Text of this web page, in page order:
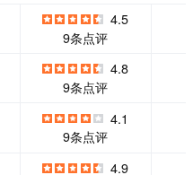
4.5
9条点评
4.8
9条点评
4.1
9条点评
4.9